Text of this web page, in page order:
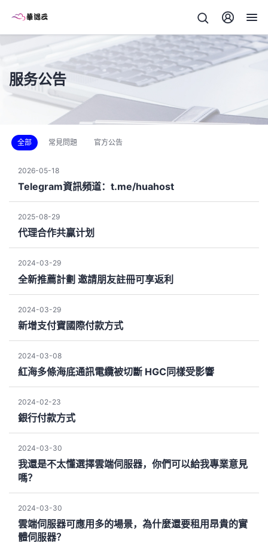
服务公告
全部 常見問題 官方公告
2026-05-18
Telegram資訊頻道：t.me/huahost
2025-08-29
代理合作共赢计划
2024-03-29
全新推薦計劃 邀請朋友註冊可享返利
2024-03-29
新增支付寶國際付款方式
2024-03-08
紅海多條海底通訊電纜被切斷 HGC同樣受影響
2024-02-23
銀行付款方式
2024-03-30
我還是不太懂選擇雲端伺服器，你們可以給我專業意見
嗎？
2024-03-30
雲端伺服器可應用多的場景，為什麼還要租用昂貴的實
體伺服器？